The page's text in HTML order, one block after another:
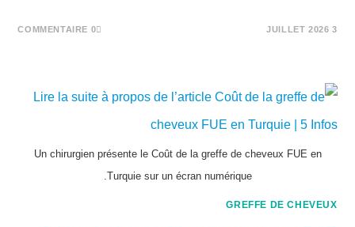
0 COMMENTAIRE 3 JUILLET 2026
Un chirurgien présente le Coût de la greffe de cheveux FUE en
Turquie sur un écran numérique.
GREFFE DE CHEVEUX